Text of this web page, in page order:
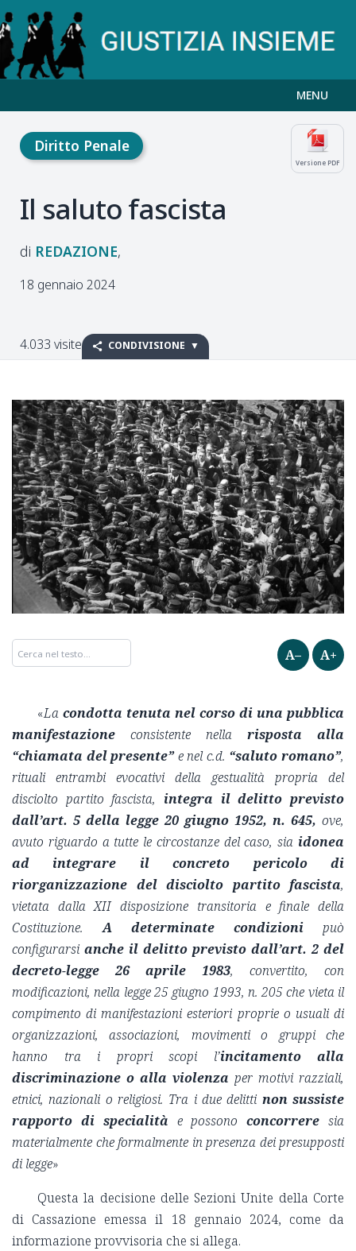
MENU
Versione PDF
Diritto Penale
Il saluto fascista
REDAZIONE
18 gennaio 2024
4.033 visite CONDIVISIONE
A– A+
«La condotta tenuta nel corso di una pubblica
manifestazione consistente nella risposta alla
“chiamata del presente”e nel c.d. “saluto romano”,
rituali entrambi evocativi della gestualità propria del
disciolto partito fascista, integra il delitto previsto
dall’art. 5 della legge 20 giugno 1952, n. 645, ove,
avuto riguardo a tutte le circostanze del caso, sia idonea
ad integrare il concreto pericolo di
riorganizzazione del disciolto partito fascista,
vietata dalla XII disposizione transitoria e finale della
Costituzione.
A determinate condizioni può
configurarsi anche il delitto previsto dall’art. 2 del
decreto-legge 26 aprile 1983, convertito, con
modificazioni, nella legge 25 giugno 1993, n. 205 che vieta il
compimento di manifestazioni esteriori proprie o usuali di
organizzazioni, associazioni, movimenti o gruppi che
hanno tra i propri scopi l’incitamento alla
discriminazione o alla violenza per motivi razziali,
etnici, nazionali o religiosi. Tra i due delitti non sussiste
rapporto di specialità e possonoconcorrere sia
materialmente che formalmente in presenza dei presupposti
di legge»
Questa la decisione delle Sezioni Unite della Corte
di Cassazione emessa il 18 gennaio 2024, come da
informazione provvisoria che si allega.